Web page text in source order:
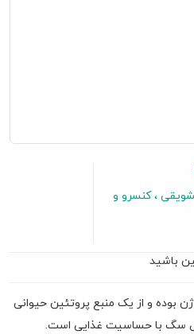
کنسرو و
باشید
بوده و از یک منبع پروتئین حیوانی
با حساسیت غذایی است.